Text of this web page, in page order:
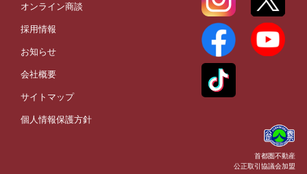
オンライン商談
採用情報
お知らせ
会社概要
サイトマップ
個人情報保護方針
首都圏不動産
公正取引協議会加盟